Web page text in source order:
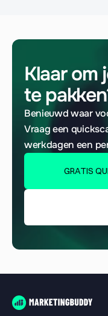
Klaar om
te
Benieuwd waar
Vraag een
werkdagen een
GRATIS